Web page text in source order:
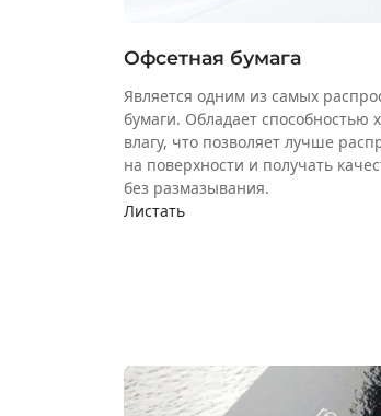
Офсетная бумага
Является одним из самых
бумаги. Обладает способностью
влагу, что позволяет лучше
на поверхности и получать
без размазывания.
Листать